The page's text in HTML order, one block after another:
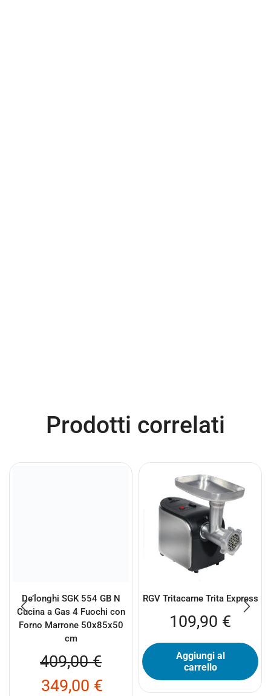
Prodotti correlati
De’longhi SGK 554 GB N
Cucina a Gas 4 Fuochi con
Forno Marrone 50x85x50
cm
409,00€
349,00 €
RGV Tritacarne Trita Express
109,90 €
Aggiungi al
carrello